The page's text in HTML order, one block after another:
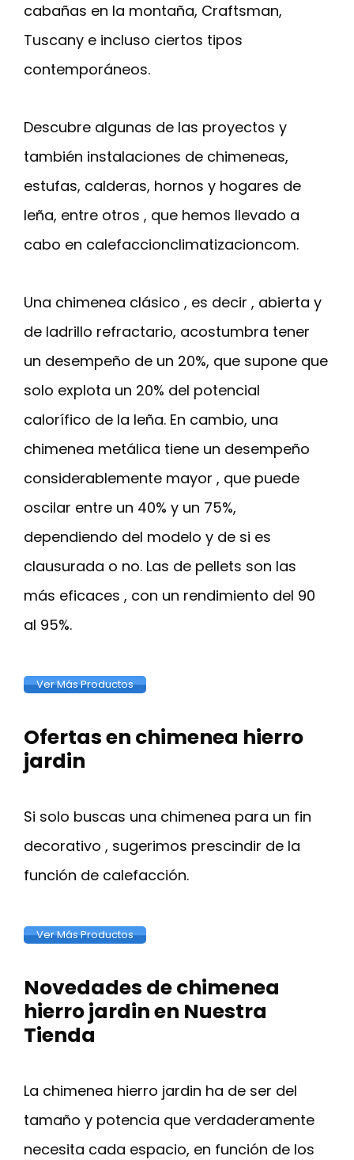
cabañas en la montaña, Craftsman,
Tuscany e incluso ciertos tipos
contemporáneos.
Descubre algunas de las proyectos y
también instalaciones de chimeneas,
estufas, calderas, hornos y hogares de
leña, entre otros , que hemos llevado a
cabo en calefaccionclimatizacioncom.
Una chimenea clásico , es decir , abierta y
de ladrillo refractario, acostumbra tener
un desempeño de un 20%, que supone que
solo explota un 20% del potencial
calorífico de la leña. En cambio, una
chimenea metálica tiene un desempeño
considerablemente mayor , que puede
oscilar entre un 40% y un 75%,
dependiendo del modelo y de si es
clausurada o no. Las de pellets son las
más eficaces , con un rendimiento del 90
al 95%.
Ver Más Productos
Ofertas en chimenea hierro
jardin
Si solo buscas una chimenea para un fin
decorativo , sugerimos prescindir de la
función de calefacción.
Ver Más Productos
Novedades de chimenea
hierro jardin en Nuestra
Tienda
La chimenea hierro jardin ha de ser del
tamaño y potencia que verdaderamente
necesita cada espacio, en función de los